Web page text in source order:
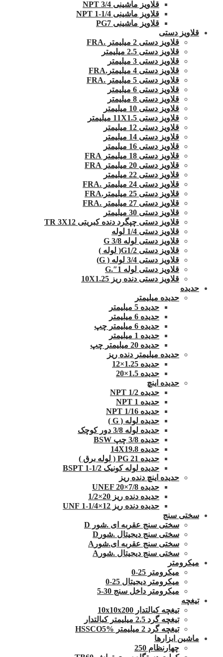
قلاویز ماشینی 3/4 NPT
قلاویز ماشینی 1/4-1 NPT
قلاویز ماشینی PG7
قلاویز دستی
قلاویز دستی 2 میلیمتر .FRA
قلاویز دستی 2.5 میلیمتر
قلاویز دستی 3 میلیمتر
قلاویز دستی 4 میلیمتر.FRA
قلاویز دستی 5 میلیمتر .FRA
قلاویز دستی 6 میلیمتر
قلاویز دستی 8 میلیمتر
قلاویز دستی 10 میلیمتر
قلاویز دستی 11X1.5 میلیمتر
قلاویز دستی 12 میلیمتر
قلاویز دستی 14 میلیمتر
قلاویز دستی 16 میلیمتر
قلاویز دستی 18 میلیمتر FRA
قلاویز دستی 20 میلیمتر FRA
قلاویز دستی 22 میلیمتر
قلاویز دستی 24 میلیمتر .FRA
قلاویز دستی 25 میلیمتر.FRA
قلاویز دستی 27 میلیمتر .FRA
قلاویز دستی 30 میلیمتر
قلاویز دستی چپگرد دنده کبریتی TR 3X12
قلاویز دستی 1/4 لوله
قلاویز دستی لوله G 3/8
قلاویز دستی G1/2( لوله )
قلاویز دستی 3/4 لوله ( G)
قلاویز دستی لوله 1″.G
قلاویز دستی دنده ریز 10X1.25
حدیده
حدیده میلیمتر
حدیده 5 میلیمتر
حدیده 6 میلیمتر
حدیده 6 میلیمتر چپ
حدیده 1 میلیمتر
حدیده 20 میلیمتر چپ
حدیده میلیمتر دنده ریز
حدیده 1.25×12
حدیده 1.5×20
حدیده اینچ
حدیده 1/2 NPT
حدیده NPT 1
حدیده 1/16 NPT
حدیده لوله ( G )
حدیده لوله 3/8 دور کوچک
حدیده 3/8 چپ BSW
حدیده 14X19.8
حدیده 21 PG ( لوله برق )
حدیده لوله کونیک 1/2-1 BSPT
حدیده اینچ دنده ریز
حدیده UNEF 20×7/8
حدیده دنده ریز 20×1/2
حدیده دنده ریز 12×1/4-1 UNF
سختی سنج
سختی سنج عقربه ای .شور D
سختی سنج دیجیتال .شورD
سختی سنج عقربه ای.شورA
سختی سنج دیجیتال .شورA
میکرومتر
میکرومتر 25-0
میکرومتر دیجیتال 25-0
میکرومتر داخل سنج 30-5
تیغچه
تیغچه کبالتدار 10x10x200
تیغچه گرد 2.5 میلیمتر کبالتدار
تیغچه گرد 2 میلیمتر HSSCO5%
ماشین ابزارها
چهارنظام 250